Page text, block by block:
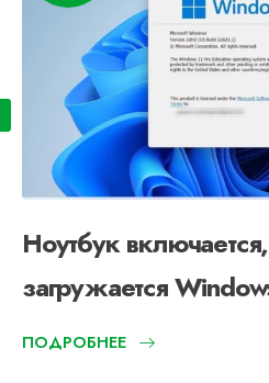
Ноутбук
загружается
ПОДРОБНЕЕ